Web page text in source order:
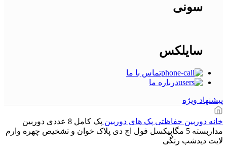
سونی
سایلکس
تماس با ما
درباره ما
پیشنهاد ویژه
خانه دوربین حفاظتی پک های دوربین
پک کامل 8 عددی دوربین
مداربسته 5 مگاپیکسل فول اچ دی پلاک خوان و تشخیص چهره وارم
لایت دیدشب رنگی